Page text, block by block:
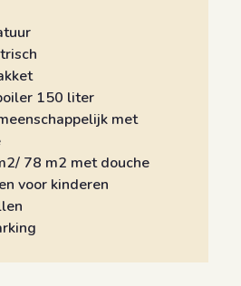
150 liter
met
78 m2 met douche
voor kinderen